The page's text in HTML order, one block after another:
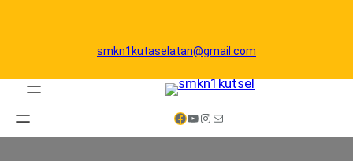
smkn1kutaselatan@gmail.com
Facebook YouTube Instagram Mail